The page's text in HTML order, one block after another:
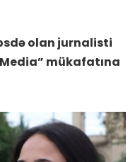
olan jurnalisti
mükafatına